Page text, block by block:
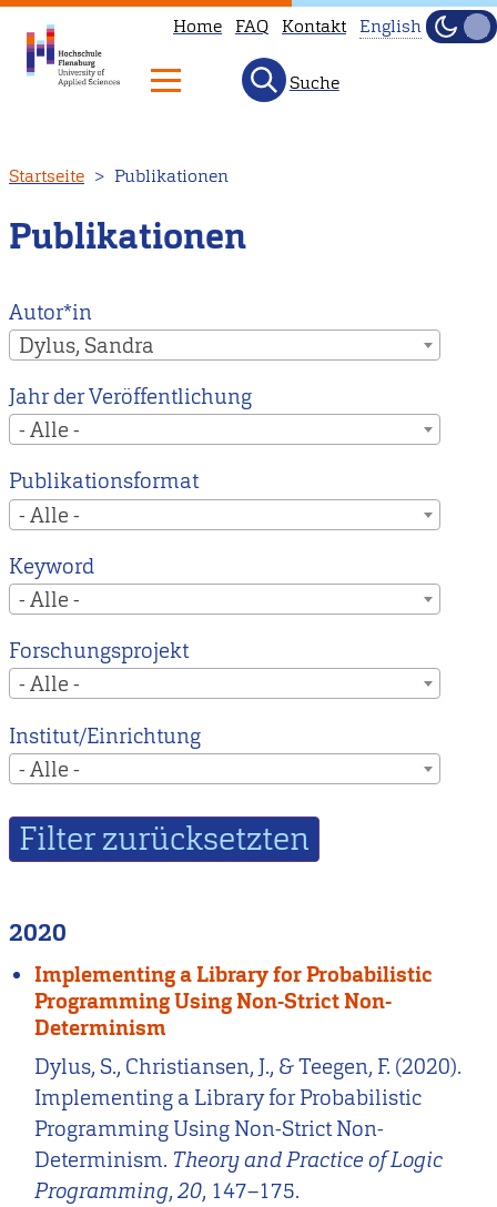
zum
Inhalt
Home FAQ Kontakt
to
our
main
instead.
English
Hell
Suche
Startseite Publikationen
Publikationen
Autor*in
Dylus, Sandra
Jahr der Veröffentlichung
- Alle -
Publikationsformat
- Alle -
Keyword
- Alle -
Forschungsprojekt
- Alle -
Institut/Einrichtung
- Alle -
2020
Implementing a Library for Probabilistic
Programming Using Non-Strict Non-
Determinism
Dylus, S., Christiansen, J., & Teegen, F. (2020).
Implementing a Library for Probabilistic
Programming Using Non-Strict Non-
Determinism. Theory and Practice of Logic
Programming,20, 147–175.